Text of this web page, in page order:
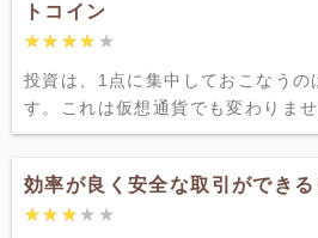
トコイン
★★★★★
★★★★★
投資は、1点に集中しておこなうの
す。これは仮想通貨でも変わりま
効率が良く安全な取引ができ
★★★★★
★★★★★